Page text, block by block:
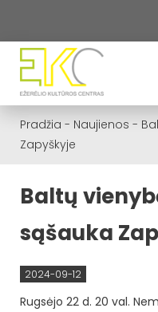
Pradžia - Naujienos -
Zapyškyje
Baltų
sąšauka
2024-09-12
Rugsėjo 22 d. 20 val.